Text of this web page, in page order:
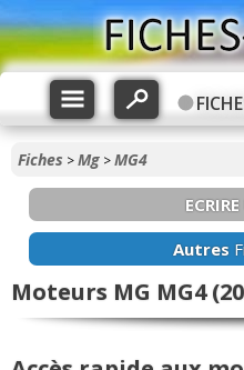
Fiches >Mg >MG4
Autres
Moteurs MG MG4